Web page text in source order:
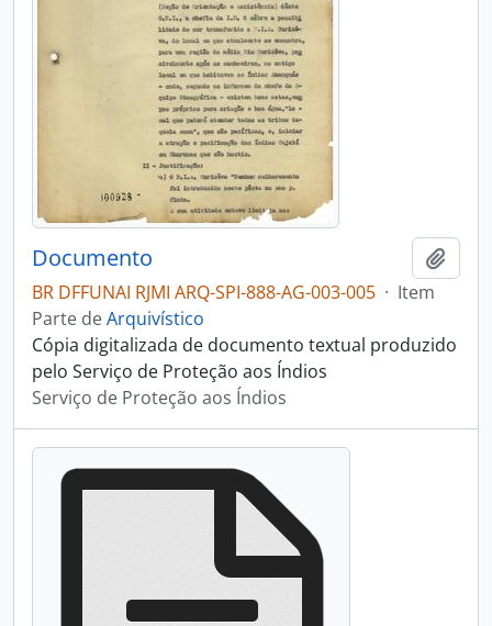
Documento
BR DFFUNAI RJMI ARQ-SPI-888-AG-003-005 · Item
Parte deArquivístico
Cópia digitalizada de documento textual produzido
pelo Serviço de Proteção aos Índios
Serviço de Proteção aos Índios